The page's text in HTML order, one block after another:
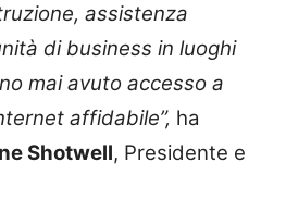
assistenza
di business in luoghi
mai avuto accesso a
affidabile”, ha
Shotwell, Presidente e